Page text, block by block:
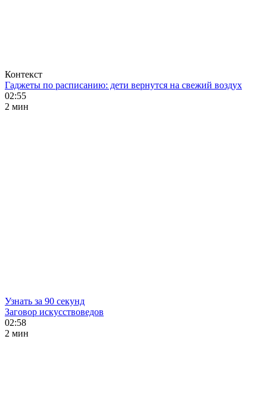
Контекст
Гаджеты по расписанию: дети вернутся на свежий воздух
02:55
2 мин
Узнать за 90 секунд
Заговор искусствоведов
02:58
2 мин